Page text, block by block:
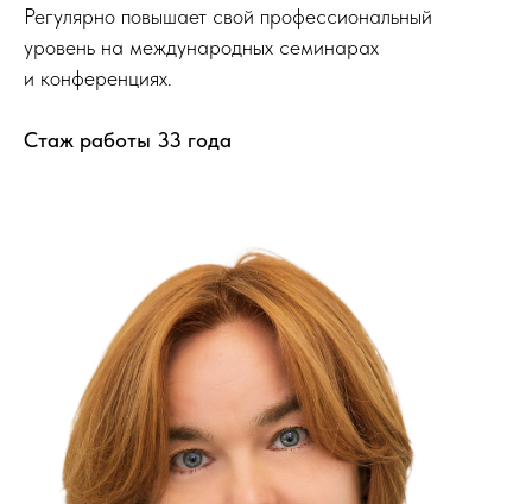
Регулярно повышает свой профессиональный
уровень на международных семинарах
и конференциях.
Стаж работы 33 года